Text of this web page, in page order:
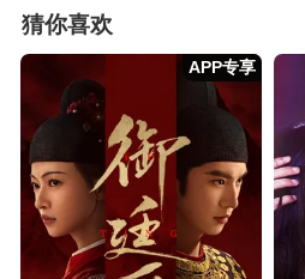
猜你喜欢
APP专享